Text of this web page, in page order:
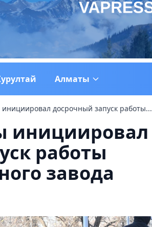
Алматы
досрочный запуск работы...
инициировал
работы
завода